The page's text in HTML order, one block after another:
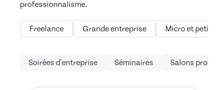
professionnalisme.
Freelance Grande entreprise Micro et petites
Soirées d'entreprise Séminaires Salons